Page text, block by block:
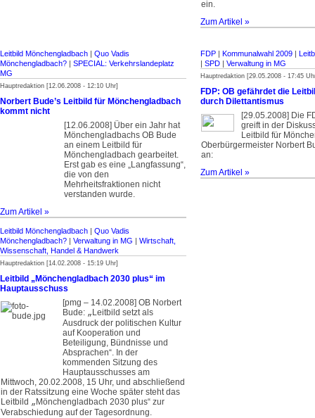
ein.
Zum Artikel »
Leitbild Mönchengladbach | Quo Vadis
Mönchengladbach? | SPECIAL: Verkehrslandeplatz
MG
Hauptredaktion [12.06.2008 - 12:10 Uhr]
Norbert Bude’s Leitbild für Mönchengladbach
kommt nicht
[12.06.2008] Über ein Jahr hat
Mönchengladbachs OB Bude
an einem Leitbild für
Mönchengladbach gearbeitet.
Erst gab es eine „Langfassung“,
die von den
Mehrheitsfraktionen nicht
verstanden wurde.
Zum Artikel »
FDP | Kommunalwahl 2009 |
| SPD | Verwaltung in MG
Hauptredaktion [29.05.2008 - 17:45
FDP: OB gefährdet die
durch Dilettantismus
[29.05.2008] Die
greift in der
Leitbild für
Oberbürgermeister Norbert
an:
Zum Artikel »
Leitbild Mönchengladbach | Quo Vadis
Mönchengladbach? | Verwaltung in MG | Wirtschaft,
Wissenschaft, Handel & Handwerk
Hauptredaktion [14.02.2008 - 15:19 Uhr]
Leitbild „Mönchengladbach 2030 plus“ im
Hauptausschuss
[pmg – 14.02.2008] OB Norbert
Bude: „ Leitbild setzt als
Ausdruck der politischen Kultur
auf Kooperation und
Beteiligung, Bündnisse und
Absprachen“. In der
kommenden Sitzung des
Hauptausschusses am
Mittwoch, 20.02.2008, 15 Uhr, und abschließend
in der Ratssitzung eine Woche später steht das
Leitbild „ Mönchengladbach 2030 plus“ zur
Verabschiedung auf der Tagesordnung.